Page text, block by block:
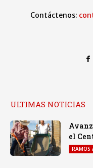
Contáctenos:
ULTIMAS NOTICIAS
el
RAMOS